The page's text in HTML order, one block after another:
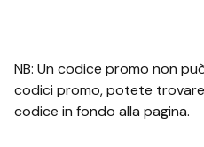
NB: Un codice promo non
codici promo, potete
codice in fondo alla pagina.